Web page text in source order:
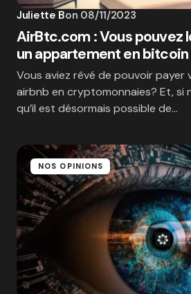
Juliette Bon 08/11/2023
AirBtc.com : Vous pouvez
un appartement en bitcoin
Vous aviez rêvé de pouvoir
airbnb en cryptomonnaies? Et, si
qu’il est désormais possible de…
NOS OPINIONS